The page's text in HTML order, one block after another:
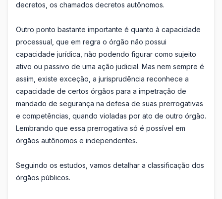
decretos, os chamados decretos autônomos.
Outro ponto bastante importante é quanto à capacidade
processual, que em regra o órgão não possui
capacidade jurídica, não podendo figurar como sujeito
ativo ou passivo de uma ação judicial. Mas nem sempre é
assim, existe exceção, a jurisprudência reconhece a
capacidade de certos órgãos para a impetração de
mandado de segurança na defesa de suas prerrogativas
e competências, quando violadas por ato de outro órgão.
Lembrando que essa prerrogativa só é possível em
órgãos autônomos e independentes.
Seguindo os estudos, vamos detalhar a classificação dos
órgãos públicos.